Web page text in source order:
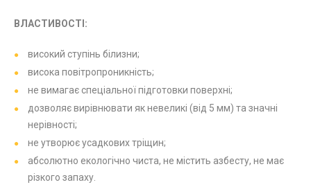
ВЛАСТИВОСТІ:
високий ступінь білизни;
висока повітропроникність;
не вимагає спеціальної підготовки поверхні;
дозволяє вирівнювати як невеликі (від 5 мм) та значні
нерівності;
не утворює усадкових тріщин;
абсолютно екологічно чиста, не містить азбесту, не має
різкого запаху.